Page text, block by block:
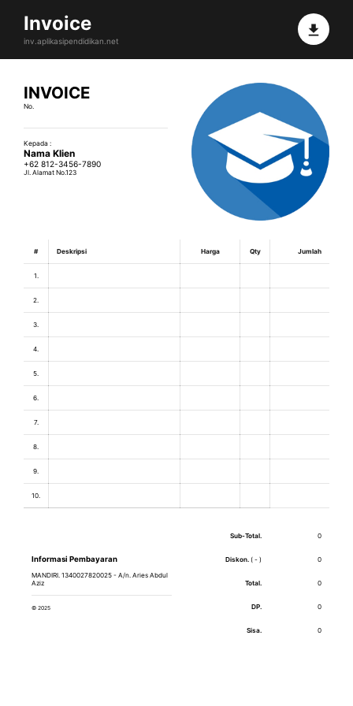
Invoice
inv.aplikasipendidikan.net
INVOICE
No.
Kepada :
Nama Klien
+62 812-3456-7890
Jl. Alamat No.123
# Deskripsi Harga Qty Jumlah
1.
2.
3.
4.
5.
6.
7.
8.
9.
10.
Informasi Pembayaran
MANDIRI. 1340027820025 - A/n. Aries Abdul
Aziz
© 2025
Sub-Total. 0
Diskon. ( - )
Total. 0
DP.
Sisa. 0